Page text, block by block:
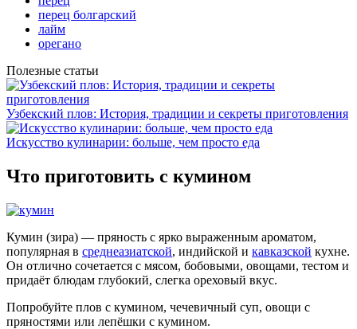
перец болгарский
лайм
орегано
Полезные статьи
Узбекский плов: История, традиции и секреты приготовления
Искусство кулинарии: больше, чем просто еда
Что приготовить с кумином
Кумин (зира) — пряность с ярко выраженным ароматом,
популярная в среднеазиатской, индийской и кавказской кухне.
Он отлично сочетается с мясом, бобовыми, овощами, тестом и
придаёт блюдам глубокий, слегка ореховый вкус.
Попробуйте плов с кумином, чечевичный суп, овощи с
пряностями или лепёшки с кумином.